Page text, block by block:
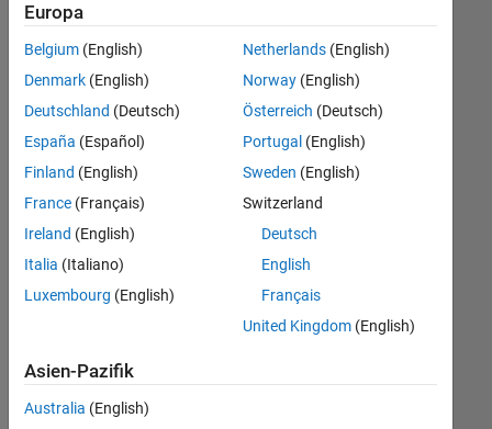
Ihren
Suchkriterien
entsprechen.
können
die
Suchkriterien
weiter
fassen
oder
alle
Stellenangebote
anzeigen .
noch
keine
Europa
Belgium (English)
Denmark (English)
Deutschland (Deutsch)
España (Español)
Finland (English)
France (Français)
Ireland (English)
Italia (Italiano)
Luxembourg (English)
Netherlands(English)
Norway(English)
Österreich (Deutsch)
Portugal (English)
Sweden (English)
Switzerland
Deutsch
English
Français
United Kingdom(English)
Asien-Pazifik
Australia (English)